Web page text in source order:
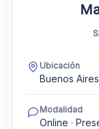
Ubicación
Buenos Aires
Modalidad
Online ·